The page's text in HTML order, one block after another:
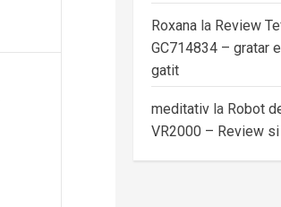
Roxana la Review
GC714834 – gratar
gatit
meditativ la Robot
VR2000 – Review